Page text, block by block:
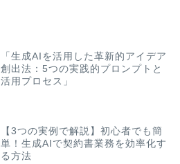
「生成AIを活用した革新的アイデア
創出法：5つの実践的プロンプトと
活用プロセス」
【3つの実例で解説】初心者でも簡
単！生成AIで契約書業務を効率化す
る方法